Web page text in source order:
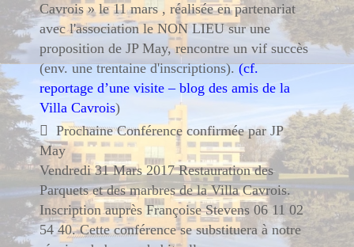
Cavrois » le 11 mars , réalisée en partenariat
avec l'association le NON LIEU sur une
proposition de JP May, rencontre un vif succès
(env. une trentaine d'inscriptions).(cf.
reportage d’une visite – blog des amis de la
Villa Cavrois)
 Prochaine Conférence confirmée par JP
May
Vendredi 31 Mars 2017 Restauration des
Parquets et des marbres de la Villa Cavrois.
Inscription auprès Françoise Stevens 06 11 02
54 40. Cette conférence se substituera à notre